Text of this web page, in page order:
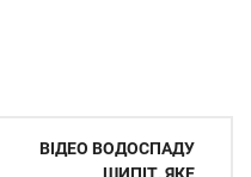
ВІДЕО ВОДОСПАДУ
ШИПІТ, ЯКЕ